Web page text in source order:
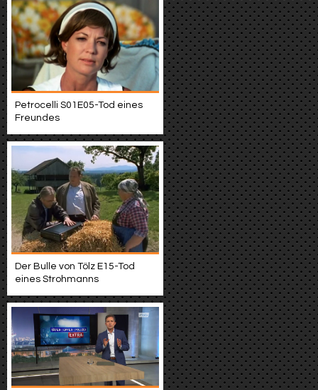
Petrocelli S01E05-Tod eines
Freundes
Der Bulle von Tölz E15-Tod
eines Strohmanns